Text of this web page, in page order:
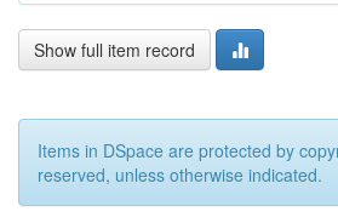
Show full item record
Items in DSpace are protected by
reserved, unless otherwise indicated.